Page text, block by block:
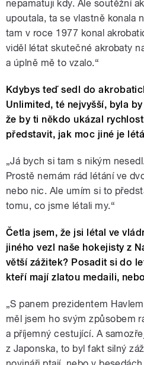
nepamatuji kdy. Ale soutěžní
upoutala, ta se vlastně konala
tam v roce 1977 konal
viděl létat skutečné akrobaty
a úplně mě to vzalo.“
Kdybys teď sedl do
Unlimited, té nejvyšší, byla
že by ti někdo ukázal
představit, jak moc jiné je
„Já bych si tam s nikým
Prostě nemám rád létání ve
nebo nic. Ale umím si to
tomu, co jsme létali my.“
Četla jsem, že jsi létal ve
jiného vezl naše hokejisty z
větší zážitek? Posadit si do
kteří mají zlatou medaili,
„S panem prezidentem
měl jsem ho svým způsobem
a příjemný cestující. A
z Japonska, to byl fakt silný